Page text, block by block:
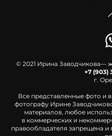
© 2021 Ирина Заводчикова—
+7 (903)
г.
Все представленные фото и
фотографу Ирине
материалов, любое
в коммерческих и
правообладателя запрещена и